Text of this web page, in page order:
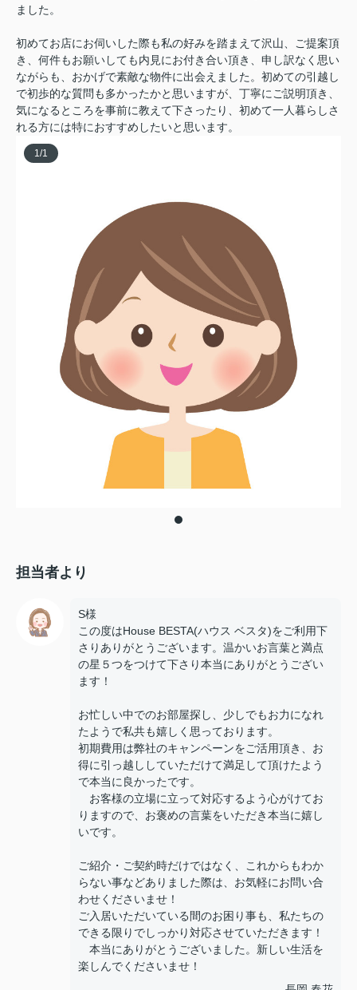
ました。
初めてお店にお伺いした際も私の好みを踏まえて沢山、ご提案頂
き、何件もお願いしても内見にお付き合い頂き、申し訳なく思い
ながらも、おかげで素敵な物件に出会えました。初めての引越し
で初歩的な質問も多かったかと思いますが、丁寧にご説明頂き、
気になるところを事前に教えて下さったり、初めて一人暮らしさ
れる方には特におすすめしたいと思います。
1 /1
担当者より
S様
この度はHouse BESTA(ハウス ベスタ)をご利用下
さりありがとうございます。温かいお言葉と満点
の星５つをつけて下さり本当にありがとうござい
ます！
お忙しい中でのお部屋探し、少しでもお力になれ
たようで私共も嬉しく思っております。
初期費用は弊社のキャンペーンをご活用頂き、お
得に引っ越ししていただけて満足して頂けたよう
で本当に良かったです。
お客様の立場に立って対応するよう心がけてお
りますので、お褒めの言葉をいただき本当に嬉し
いです。
ご紹介・ご契約時だけではなく、これからもわか
らない事などありました際は、お気軽にお問い合
わせくださいませ！
ご入居いただいている間のお困り事も、私たちの
できる限りでしっかり対応させていただきます！
本当にありがとうございました。新しい生活を
楽しんでくださいませ！